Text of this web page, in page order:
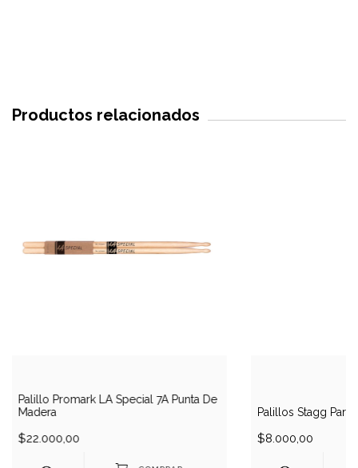
Productos relacionados
Palillo Promark LA Special 7A Punta De
Madera
$22.000,00
Palillos Stagg
$8.000,00